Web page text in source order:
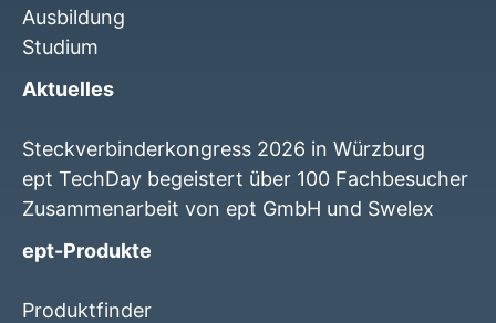
Ausbildung
Studium
Aktuelles
Steckverbinderkongress 2026 in Würzburg
ept TechDay begeistert über 100 Fachbesucher
Zusammenarbeit von ept GmbH und Swelex
ept-Produkte
Produktfinder